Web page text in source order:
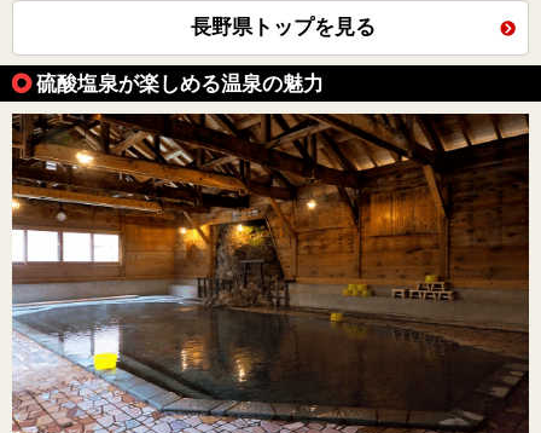
長野県トップを見る
硫酸塩泉が楽しめる温泉の魅力